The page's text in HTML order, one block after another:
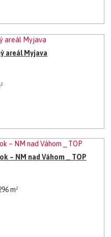
areál Myjava
– NM nad Váhom _ TOP
m²